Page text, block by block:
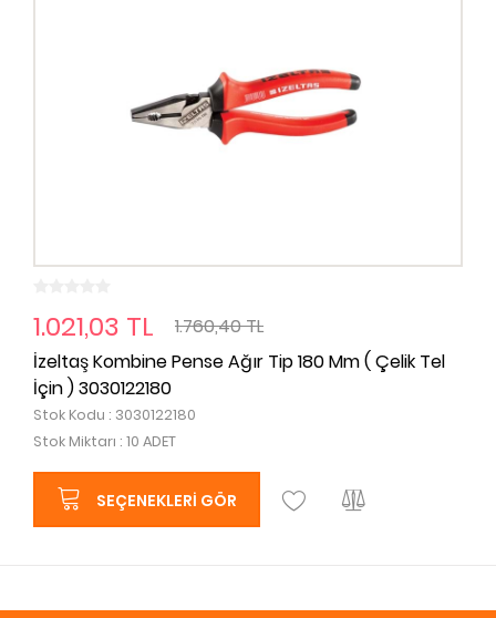
1.021,03 TL
1.760,40 TL
İzeltaş Kombine Pense Ağır Tip 180 Mm ( Çelik Tel
İçin ) 3030122180
Stok Kodu : 3030122180
Stok Miktarı : 10 ADET
SEÇENEKLERI GÖR